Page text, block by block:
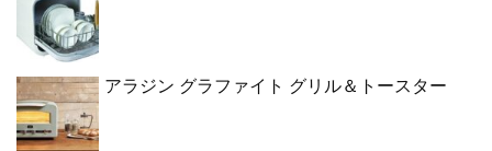
アラジン グラファイト グリル＆トースター